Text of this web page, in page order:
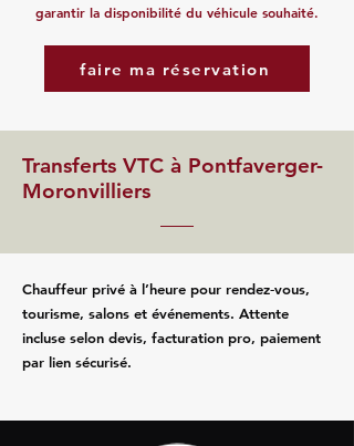
garantir la disponibilité du véhicule souhaité.
faire ma réservation
Transferts VTC à Pontfaverger-
Moronvilliers
Chauffeur privé à l’heure pour rendez‑vous,
tourisme, salons et événements. Attente
incluse selon devis, facturation pro, paiement
par lien sécurisé.